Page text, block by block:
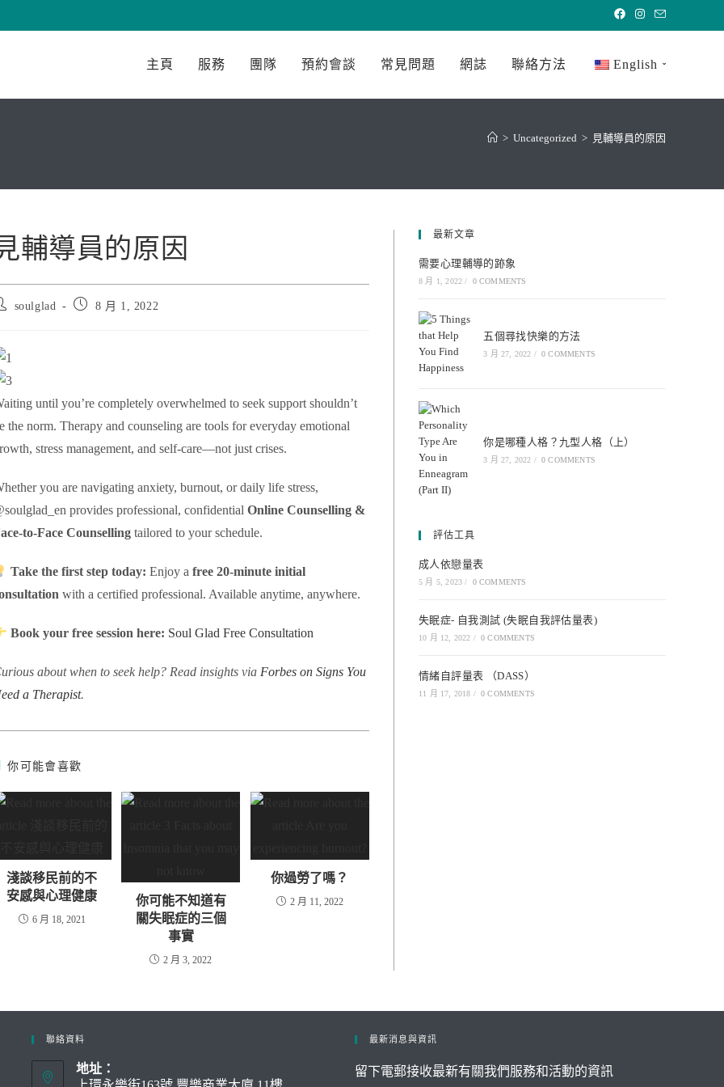
主頁 服務 團隊 預約會談 常見問題 網誌 聯絡方法 English
> Uncategorized > 見輔導員的原因
輔導員的原因
soulglad
Post
8 月 1, 2022
until you’re completely overwhelmed to seek support shouldn’t
the norm. Therapy and counseling are tools for everyday emotional
stress management, and self-care—not just crises.
you are navigating anxiety, burnout, or daily life stress,
provides professional, confidential Online Counselling &
to-Face Counselling tailored to your schedule.
Take the first step today: Enjoy afree 20-minute initial
with a certified professional. Available anytime, anywhere.
Book your free session here: Soul Glad Free Consultation
about when to seek help? Read insights via Forbes on Signs You
a Therapist.
你可能會喜歡
淺談移民前的不
安感與心理健康
6 月 18, 2021
你可能不知道有
關失眠症的三個
事實
2 月 3, 2022
你過勞了嗎？
2 月 11, 2022
最新文章
需要心理輔導的跡象
8 月 1, 2022 / 0 COMMENTS
五個尋找快樂的方法
3 月 27, 2022 / 0 COMMENTS
你是哪種人格？九型人格（上）
3 月 27, 2022 / 0 COMMENTS
評估工具
成人依戀量表
5 月 5, 2023 / 0 COMMENTS
失眠症- 自我測試 (失眠自我評估量表)
10 月 12, 2022 / 0 COMMENTS
情緒自評量表 （DASS）
11 月 17, 2018 / 0 COMMENTS
聯絡資料
地址：
最新消息與資訊
留下電郵接收最新有關我們服務和活動的資訊